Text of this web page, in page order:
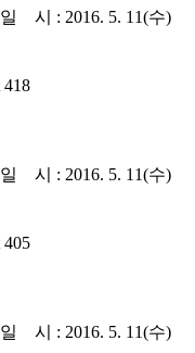
시 : 2016. 5. 11(수)
시 : 2016. 5. 11(수)
시 : 2016. 5. 11(수)